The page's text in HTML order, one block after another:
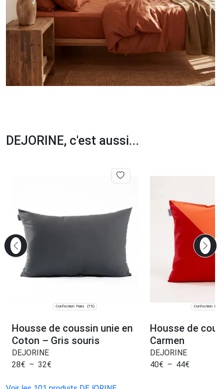
DEJORINE, c'est aussi...
Confection: Paris (75)
Housse de coussin unie en
Coton – Gris souris
DEJORINE
28€ – 32€
Confection:
Housse de
Carmen
DEJORINE
40€ – 44€